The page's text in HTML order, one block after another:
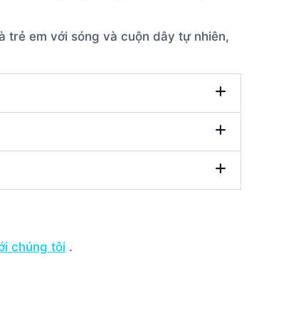
trẻ em với sóng và cuộn dây tự nhiên,
chúng tôi .